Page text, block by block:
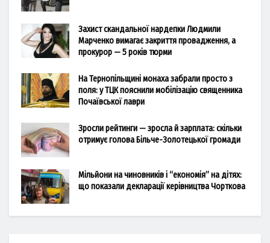
Захист скандальної нардепки Людмили
Марченко вимагає закриття провадження, а
прокурор — 5 років тюрми
На Тернопільщині монаха забрали просто з
поля: у ТЦК пояснили мобілізацію священника
Почаївської лаври
Зросли рейтинги — зросла й зарплата: скільки
отримує голова Більче-Золотецької громади
Мільйони на чиновників і “економія” на дітях:
що показали декларації керівництва Чорткова